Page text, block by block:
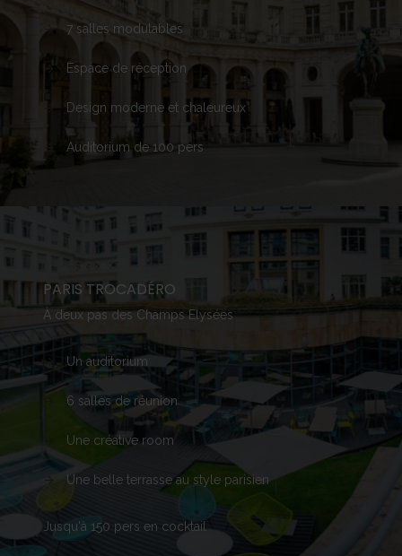
7 salles modulables
Espace de réception
Design moderne et chaleureux
Auditorium de 100 pers
PARIS TROCADÉRO
À deuxpas des ChampsElysées
Un auditorium
6 salles de réunion
Une créative room
Une belle terrasse au style parisien
Jusqu'à 150 pers en cocktail